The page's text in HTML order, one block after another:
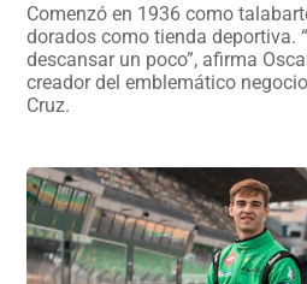
Comenzó en 1936 como
dorados como tienda deportiva.
descansar un poco”, afirma
creador del emblemático
Cruz.